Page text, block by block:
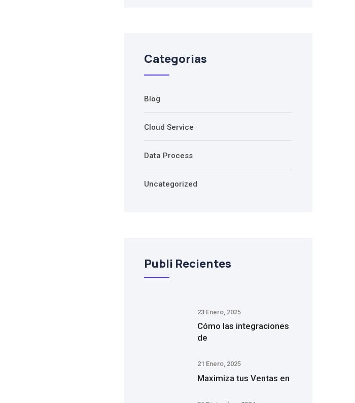
Categorias
Blog
Cloud Service
Data Process
Uncategorized
Publi Recientes
23 Enero, 2025
Cómo las integraciones
de
21 Enero, 2025
Maximiza tus Ventas en